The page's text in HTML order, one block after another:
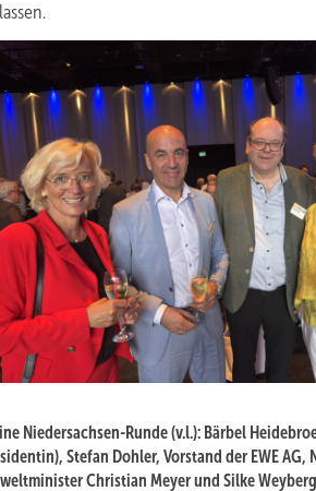
Niedersachsen-Runde (v.l.): Bärbel
Stefan Dohler, Vorstand der EWE AG,
Christian Meyer und Silke